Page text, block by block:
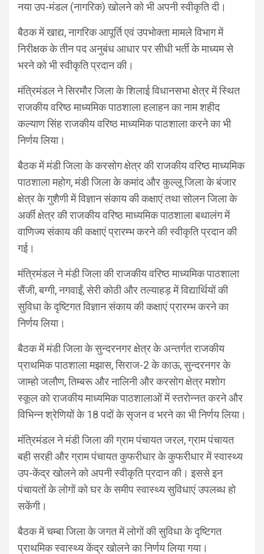
नया उप-मंडल (नागरिक) खोलने को भी अपनी स्वीकृति दी।
बैठक में खाद्य, नागरिक आपूर्ति एवं उपभोक्ता मामले विभाग में
निरीक्षक के तीन पद अनुबंध आधार पर सीधी भर्ती के माध्यम से
भरने को भी स्वीकृति प्रदान की।
मंत्रिमंडल ने सिरमौर जिला के शिलाई विधानसभा क्षेत्र में स्थित
राजकीय वरिष्ठ माध्यमिक पाठशाला हलाहन का नाम शहीद
कल्याण सिंह राजकीय वरिष्ठ माध्यमिक पाठशाला करने का भी
निर्णय लिया।
बैठक में मंडी जिला के करसोग क्षेत्र की राजकीय वरिष्ठ माध्यमिक
पाठशाला महोग, मंडी जिला के कमांद और कुल्लू जिला के बंजार
क्षेत्र के गुशैणी में विज्ञान संकाय की कक्षाएं तथा सोलन जिला के
अर्की क्षेत्र की राजकीय वरिष्ठ माध्यमिक पाठशाला बथालंग में
वाणिज्य संकाय की कक्षाएं प्रारम्भ करने की स्वीकृति प्रदान की
गई।
मंत्रिमंडल ने मंडी जिला की राजकीय वरिष्ठ माध्यमिक पाठशाला
सैंजी, बग्गी, नगवाईं, सेरी कोठी और तल्याहड़ में विद्यार्थियों की
सुविधा के दृष्टिगत विज्ञान संकाय की कक्षाएं प्रारम्भ करने का
निर्णय लिया।
बैठक में मंडी जिला के सुन्दरनगर क्षेत्र के अन्तर्गत राजकीय
प्राथमिक पाठशाला मझास, सिराज-2 के काऊ, सुन्दरनगर के
जाम्हो जलौण, तिम्बरू और नालिनी और करसोग क्षेत्र मशोग
स्कूल को राजकीय माध्यमिक पाठशालाओं में स्तरोन्नत करने और
विभिन्न श्रेणियों के 18 पदों के सृजन व भरने का भी निर्णय लिया।
मंत्रिमंडल ने मंडी जिला की ग्राम पंचायत जरल, ग्राम पंचायत
बही सरही और ग्राम पंचायत कुफरीधार के कुफरीधार में स्वास्थ्य
उप-केंद्र खोलने को अपनी स्वीकृति प्रदान की। इससे इन
पंचायतों के लोगों को घर के समीप स्वास्थ्य सुविधाएं उपलब्ध हो
सकेंगी।
बैठक में चम्बा जिला के जगत में लोगों की सुविधा के दृष्टिगत
प्राथमिक स्वास्थ्य केंद्र खोलने का निर्णय लिया गया।